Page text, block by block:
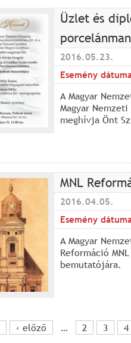
Üzlet és
2016.05.23.
Esemény
A Magyar
Magyar
meghívja Önt
MNL
2016.04.05.
Esemény
A Magyar
Reformáció
bemutatójára.
‹ előző … 2 3 4